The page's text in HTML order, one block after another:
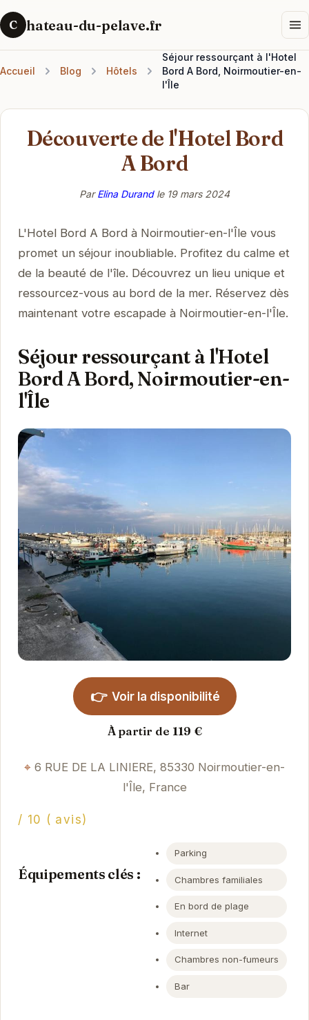
C hateau-du-pelave.fr
Accueil Blog Hôtels
Séjour ressourçant à l'Hotel
Bord A Bord, Noirmoutier-en-
l'Île
Découverte de l'Hotel Bord
A Bord
ParElina Durandle 19 mars 2024
L'Hotel Bord A Bord à Noirmoutier-en-l'Île vous
promet un séjour inoubliable. Profitez du calme et
de la beauté de l'île. Découvrez un lieu unique et
ressourcez-vous au bord de la mer. Réservez dès
maintenant votre escapade à Noirmoutier-en-l'Île.
Séjour ressourçant à l'Hotel
Bord A Bord, Noirmoutier-en-
l'Île
👉 Voir la disponibilité
À partir de 119 €
6 RUE DE LA LINIERE, 85330 Noirmoutier-en-
l'Île, France
/ 10 ( avis)
Équipements clés :
Parking
Chambres familiales
En bord de plage
Internet
Chambres non-fumeurs
Bar